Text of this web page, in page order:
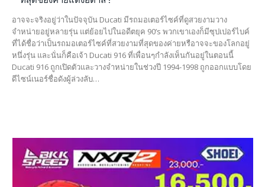
อาจจะจริงอยู่ว่าในปัจจุบัน Ducati มีรถมอเตอร์ไซค์ที่ดูสวยงามวาง
จำหน่ายอยู่หลายรุ่น แต่ย้อยไปในอดีตยุค 90’s พวกเขาเองก็มีซุปเปอร์ไบค์
ที่ได้ชื่อว่าเป็นรถมอเตอร์ไซค์ที่สวยงามที่สุดของค่ายหรือาจจะของโลกอยู่
หนึ่งรุ่น และนั่นก็คือเจ้า Ducati 916 ที่เพื่อนๆกำลังเห็นกันอยู่ในตอนนี้
Ducati 916 ถูกเปิดตัวและวางจำหน่ายในช่วงปี 1994-1998 ถูกออกแบบโดย
ดีไซน์เนอร์ชื่อดังผู้ล่วงลับ…